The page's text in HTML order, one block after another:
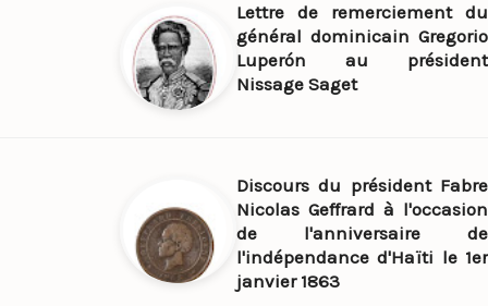
Lettre de remerciement du
général dominicain Gregorio
Luperón au président
Nissage Saget
Discours du président Fabre
Nicolas Geffrard à l'occasion
de l'anniversaire de
l'indépendance d'Haïti le 1er
janvier 1863